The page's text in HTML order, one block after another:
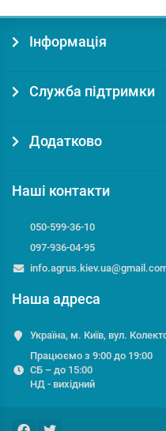
Інформація
Служба підтримки
Додатково
Наші контакти
050-599-36-10
097-936-04-95
Наша адреса
Україна, м. Київ, вул.
Працюємо з 9:00 до 19:00
СБ – до 15:00
НД - вихідний